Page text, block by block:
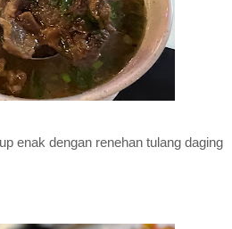
enak dengan renehan tulang daging